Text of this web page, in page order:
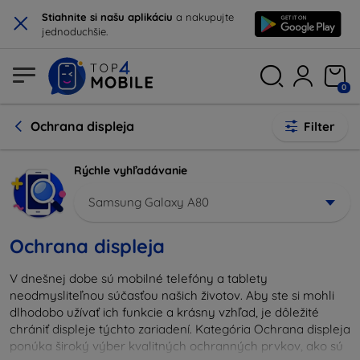
× Stiahnite si našu aplikáciu a nakupujte
jednoduchšie.
0
Ochrana displeja Filter
Rýchle vyhľadávanie
Samsung Galaxy A80
Ochrana displeja
V dnešnej dobe sú mobilné telefóny a tablety
neodmysliteľnou súčasťou našich životov. Aby ste si mohli
dlhodobo užívať ich funkcie a krásny vzhľad, je dôležité
chrániť displeje týchto zariadení. Kategória Ochrana displeja
ponúka široký výber kvalitných ochranných prvkov, ako sú